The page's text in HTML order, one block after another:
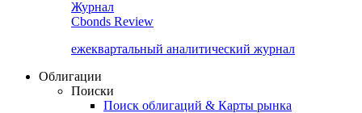
Журнал
Cbonds Review
ежеквартальный аналитический журнал
Облигации
Поиски
Поиск облигаций & Карты рынка